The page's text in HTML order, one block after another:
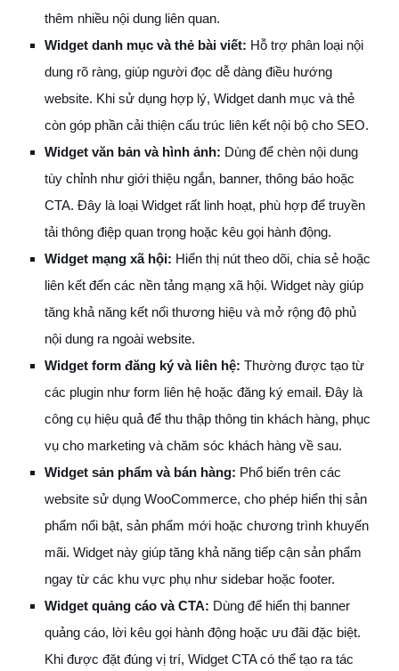
thêm nhiều nội dung liên quan.
Widget danh mục và thẻ bài viết: Hỗ trợ phân loại nội
dung rõ ràng, giúp người đọc dễ dàng điều hướng
website. Khi sử dụng hợp lý, Widget danh mục và thẻ
còn góp phần cải thiện cấu trúc liên kết nội bộ cho SEO.
Widget văn bản và hình ảnh: Dùng để chèn nội dung
tùy chỉnh như giới thiệu ngắn, banner, thông báo hoặc
CTA. Đây là loại Widget rất linh hoạt, phù hợp để truyền
tải thông điệp quan trọng hoặc kêu gọi hành động.
Widget mạng xã hội: Hiển thị nút theo dõi, chia sẻ hoặc
liên kết đến các nền tảng mạng xã hội. Widget này giúp
tăng khả năng kết nối thương hiệu và mở rộng độ phủ
nội dung ra ngoài website.
Widget form đăng ký và liên hệ: Thường được tạo từ
các plugin như form liên hệ hoặc đăng ký email. Đây là
công cụ hiệu quả để thu thập thông tin khách hàng, phục
vụ cho marketing và chăm sóc khách hàng về sau.
Widget sản phẩm và bán hàng: Phổ biến trên các
website sử dụng WooCommerce, cho phép hiển thị sản
phẩm nổi bật, sản phẩm mới hoặc chương trình khuyến
mãi. Widget này giúp tăng khả năng tiếp cận sản phẩm
ngay từ các khu vực phụ như sidebar hoặc footer.
Widget quảng cáo và CTA: Dùng để hiển thị banner
quảng cáo, lời kêu gọi hành động hoặc ưu đãi đặc biệt.
Khi được đặt đúng vị trí, Widget CTA có thể tạo ra tác